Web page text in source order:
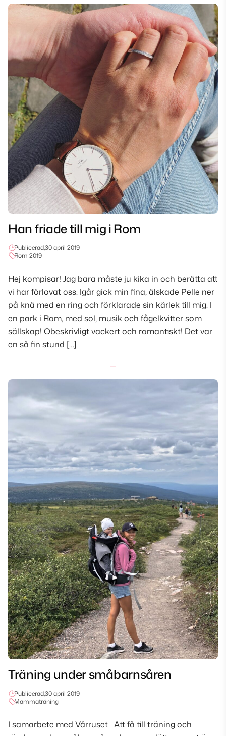
Han friade till mig i Rom
Publicerad,30 april 2019
Rom 2019
Hej kompisar! Jag bara måste ju kika in och berätta att
vi har förlovat oss. Igår gick min fina, älskade Pelle ner
på knä med en ring och förklarade sin kärlek till mig. I
en park i Rom, med sol, musik och fågelkvitter som
sällskap! Obeskrivligt vackert och romantiskt! Det var
en så fin stund […]
Träning under småbarnsåren
Publicerad,30 april 2019
Mammaträning
I samarbete med Vårruset Att få till träning och